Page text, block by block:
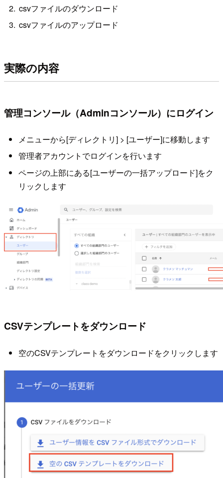
csvファイルのダウンロード
csvファイルのアップロード
実際の内容
管理コンソール（Adminコンソール）にログイン
メニューから[ディレクトリ] > [ユーザー]に移動します
管理者アカウントでログインを行います
ページの上部にある[ユーザーの一括アップロード]をク
リックします
CSVテンプレートをダウンロード
空のCSVテンプレートをダウンロードをクリックします